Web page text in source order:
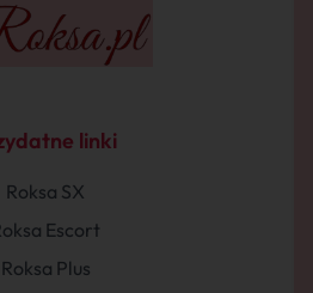
linki
Roksa SX
Escort
Roksa Plus